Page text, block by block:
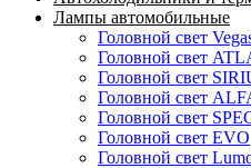
Лампы автомобильные
Головной свет
Головной свет
Головной свет
Головной свет
Головной свет
Головной свет EVO
Головной свет